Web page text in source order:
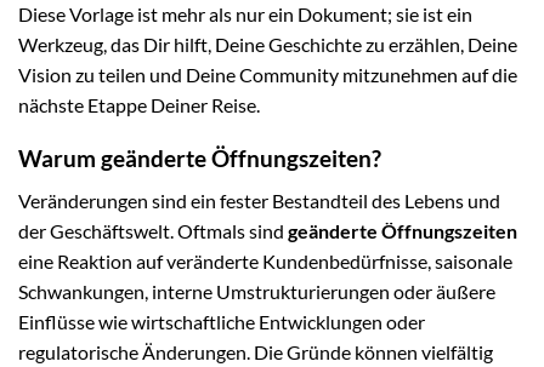
Diese Vorlage ist mehr als nur ein Dokument; sie ist ein
Werkzeug, das Dir hilft, Deine Geschichte zu erzählen, Deine
Vision zu teilen und Deine Community mitzunehmen auf die
nächste Etappe Deiner Reise.
Warum geänderte Öffnungszeiten?
Veränderungen sind ein fester Bestandteil des Lebens und
der Geschäftswelt. Oftmals sind geänderte Öffnungszeiten
eine Reaktion auf veränderte Kundenbedürfnisse, saisonale
Schwankungen, interne Umstrukturierungen oder äußere
Einflüsse wie wirtschaftliche Entwicklungen oder
regulatorische Änderungen. Die Gründe können vielfältig